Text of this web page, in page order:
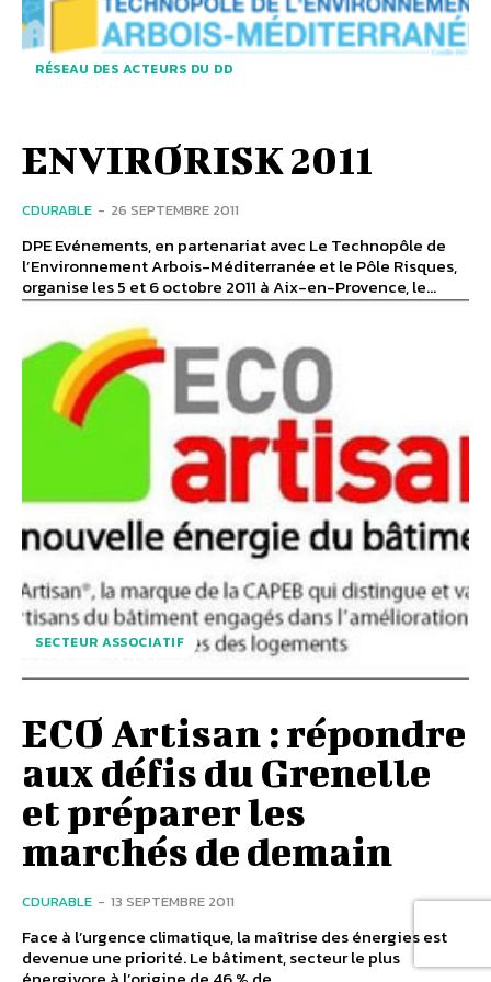
RÉSEAU DES ACTEURS DU DD
ENVIRORISK 2011
CDURABLE - 26 SEPTEMBRE 2011
DPE Evénements, en partenariat avec Le Technopôle de
l’Environnement Arbois-Méditerranée et le Pôle Risques,
organise les 5 et 6 octobre 2011 à Aix-en-Provence, le...
SECTEUR ASSOCIATIF
ECO Artisan : répondre
aux défis du Grenelle
et préparer les
marchés de demain
CDURABLE - 13 SEPTEMBRE 2011
Face à l’urgence climatique, la maîtrise des énergies est
devenue une priorité. Le bâtiment, secteur le plus